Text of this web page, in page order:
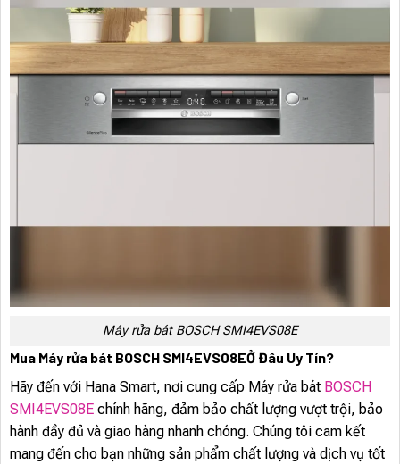
Máy rửa bát BOSCH SMI4EVS08E
Mua Máy rửa bát BOSCH SMI4EVS08EỞ Đâu Uy Tín?
Hãy đến với Hana Smart, nơi cung cấp Máy rửa bát BOSCH
SMI4EVS08E chính hãng, đảm bảo chất lượng vượt trội, bảo
hành đầy đủ và giao hàng nhanh chóng. Chúng tôi cam kết
mang đến cho bạn những sản phẩm chất lượng và dịch vụ tốt